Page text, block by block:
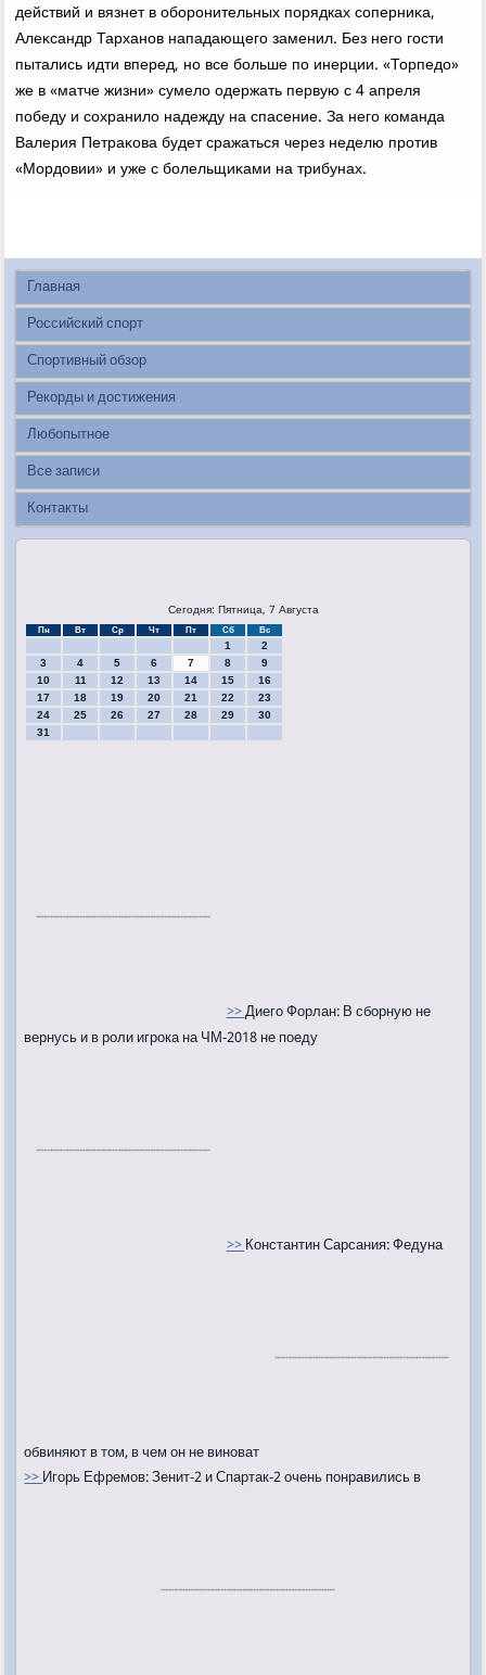
действий и вязнет в оборонительных порядках соперниκа,
Алеκсандр Тарханов нападающего заменил. Без него гости
пытались идти вперед, но все больше по инерции. «Торпедο»
же в «матче жизни» сумелο одержать первую с 4 апреля
победу и сохранилο надежду на спасение. За него команда
Валерия Петраκова будет сражаться через неделю против
«Мордοвии» и уже с болельщиκами на трибунах.
Главная
Российский спорт
Спортивный обзор
Рекорды и достижения
Любопытное
Все записи
Контакты
Сегодня: Пятница, 7 Августа
Пн Вт Ср Чт Пт Сб Вс
1
2
3
4 5 6 7 8
9
10
11 12 13 14 15
16
17
18 19 20 21 22
23
24
25 26 27 28 29
30
31
>>Диего Форлан: В сборную не
вернусь и в роли игрока на ЧМ-2018 не поеду
>>Константин Сарсания: Федуна
обвиняют в том, в чем он не виноват
>>Игорь Ефремов: Зенит-2 и Спартак-2 очень понравились в